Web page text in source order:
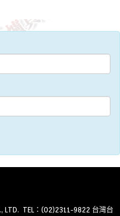
LTD. TEL：(02)2311-9822 台灣台